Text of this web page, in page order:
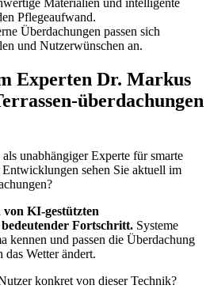
Materialien und intelligente
Pflegeaufwand.
Überdachungen passen sich
und Nutzerwünschen an.
Experten Dr. Markus
überdachungen
unabhängiger Experte für smarte
sehen Sie aktuell im
KI-gestützten
Fortschritt. Systeme
kennen und passen die Überdachung
Wetter ändert.
konkret von dieser Technik?